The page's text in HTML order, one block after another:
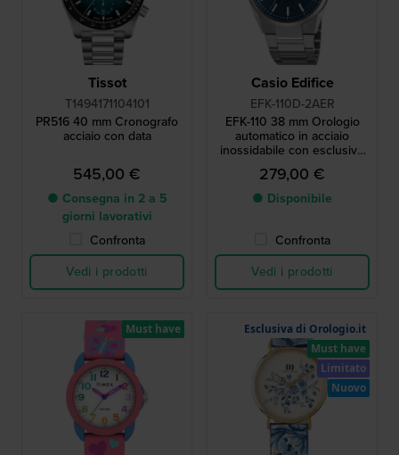
Tissot
T1494171104101
PR516 40 mm Cronografo
acciaio con data
545,00 €
● Consegna in 2 a 5
giorni lavorativi
Confronta
Vedi i prodotti
Casio Edifice
EFK-110D-2AER
EFK-110 38 mm Orologio
automatico in acciaio
inossidabile con esclusivo
quadrante testurizzato
279,00 €
● Disponibile
Confronta
Vedi i prodotti
Must have
Esclusiva di Orologio.it
Must have
Limitato
Nuovo